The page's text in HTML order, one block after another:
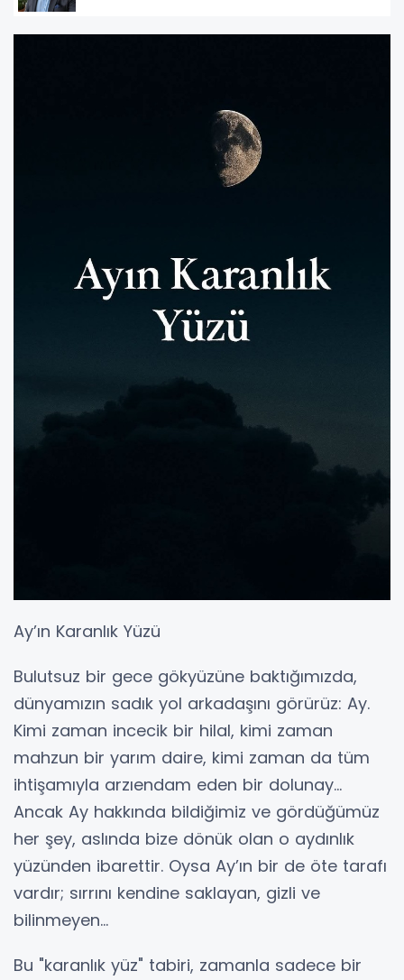
​Ay’ın Karanlık Yüzü
​Bulutsuz bir gece gökyüzüne baktığımızda,
dünyamızın sadık yol arkadaşını görürüz: Ay.
Kimi zaman incecik bir hilal, kimi zaman
mahzun bir yarım daire, kimi zaman da tüm
ihtişamıyla arzıendam eden bir dolunay...
Ancak Ay hakkında bildiğimiz ve gördüğümüz
her şey, aslında bize dönük olan o aydınlık
yüzünden ibarettir. Oysa Ay’ın bir de öte tarafı
vardır; sırrını kendine saklayan, gizli ve
bilinmeyen…
​Bu "karanlık yüz" tabiri, zamanla sadece bir